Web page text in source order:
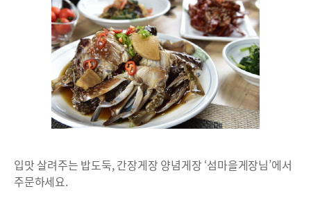
입맛 살려주는 밥도둑, 간장게장 양념게장 ‘섬마을게장님’에서
주문하세요.